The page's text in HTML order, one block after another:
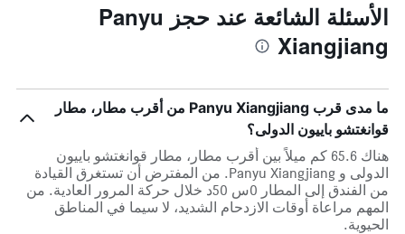
الأسئلة الشائعة عند حجز Panyu
Xiangjiang
ما مدى قرب Panyu Xiangjiang من أقرب مطار، مطار
قوانغتشو باييون الدولى؟
هناك 65.6 كم ميلاً بين أقرب مطار، مطار قوانغتشو باييون
الدولى و Panyu Xiangjiang. من المفترض أن تستغرق القيادة
من الفندق إلى المطار 0س 50د خلال حركة المرور العادية. من
المهم مراعاة أوقات الازدحام الشديد، لا سيما في المناطق
الحيوية.